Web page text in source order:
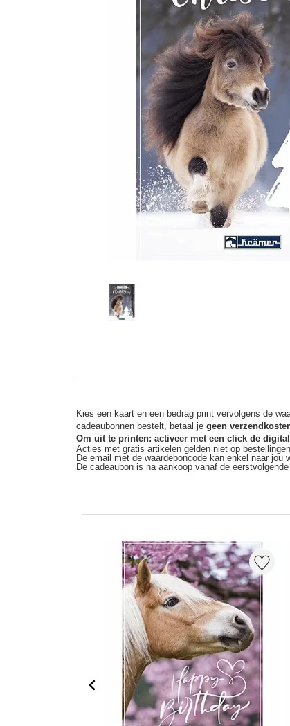
Kies een kaart en een bedrag print vervolgens de
cadeaubonnen bestelt, betaal je geen
Om uit te printen: activeer met een click de
Acties met gratis artikelen gelden niet op
De email met de waardeboncode kan enkel naar jou
De cadeaubon is na aankoop vanaf de